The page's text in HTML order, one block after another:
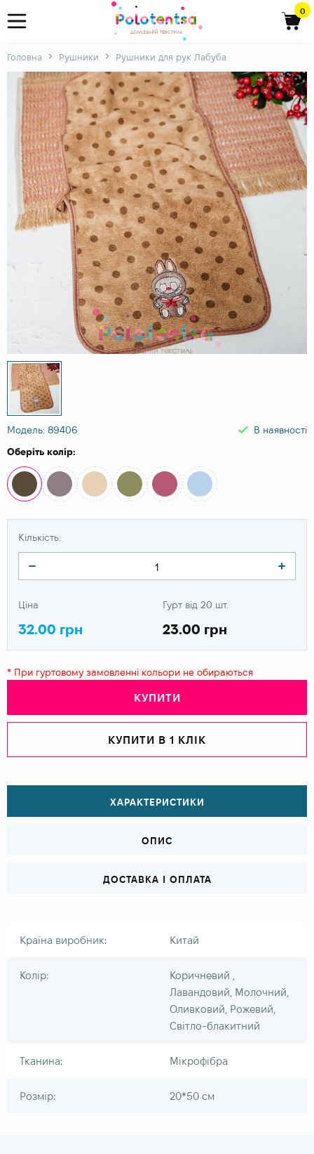
0
Головна Рушники Рушники для рук Лабуба
Модель: 89406
В наявності
Оберіть колір:
Кількість:
Ціна
32.00 грн
Гурт від 20 шт.
23.00 грн
* При гуртовому замовленні кольори не обираються
КУПИТИ
КУПИТИ В 1 КЛІК
ХАРАКТЕРИСТИКИ
ОПИС
ДОСТАВКА І ОПЛАТА
Країна виробник: Китай
Колір:
Коричневий ,
Лавандовий, Молочний,
Оливковий, Рожевий,
Світло-блакитний
Тканина: Мікрофібра
Розмір: 20*50 см